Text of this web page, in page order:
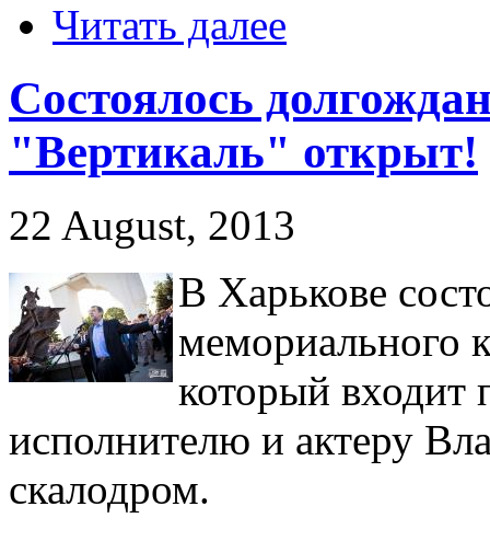
Читать далее
Состоялось
"Вертикаль" открыт!
22 August, 2013
В Харькове
мемориального
который входит
исполнителю и актеру
скалодром.